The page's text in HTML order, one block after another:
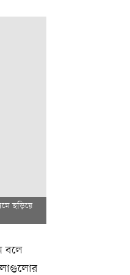
ছড়িয়ে
বলে